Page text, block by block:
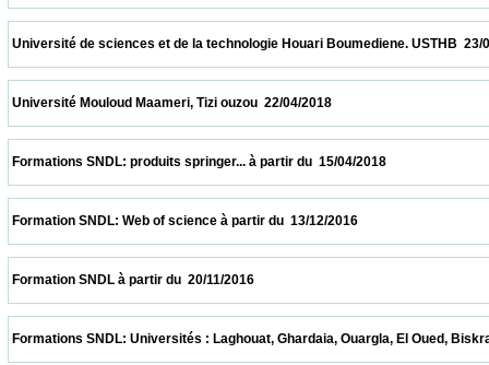
Université de sciences et de la technologie Houari Boumediene.
Université Mouloud Maameri, Tizi ouzou  22/04/2018
Formations SNDL: produits springer... à partir du  15/04/2018
Formation SNDL: Web of science à partir du  13/12/2016
Formation SNDL à partir du  20/11/2016
Formations SNDL: Universités : Laghouat, Ghardaia, Ouargla, El